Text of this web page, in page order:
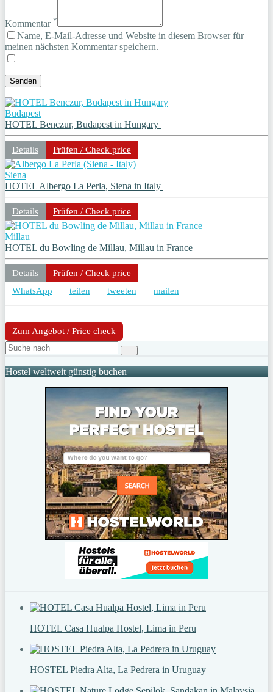
Kommentar *
Name, E-Mail-Adresse und Website in diesem Browser für
meinen nächsten Kommentar speichern.
Budapest
HOTEL Benczur, Budapest in Hungary
Details Prüfen / Check price
Siena
HOTEL Albergo La Perla, Siena in Italy
Details Prüfen / Check price
Millau
HOTEL du Bowling de Millau, Millau in France
Details
Prüfen / Check price
WhatsApp
teilen tweeten mailen
Zum Angebot / Price check
Hostel weltweit günstig buchen
HOTEL Casa Hualpa Hostel, Lima in Peru
HOSTEL Piedra Alta, La Pedrera in Uruguay